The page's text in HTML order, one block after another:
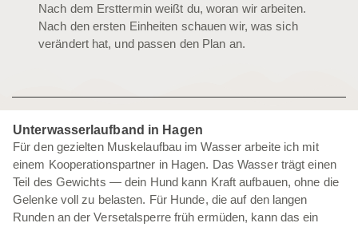
Nach dem Ersttermin weißt du, woran wir arbeiten.
Nach den ersten Einheiten schauen wir, was sich
verändert hat, und passen den Plan an.
Unterwasserlaufband in Hagen
Für den gezielten Muskelaufbau im Wasser arbeite ich mit
einem Kooperationspartner in Hagen. Das Wasser trägt einen
Teil des Gewichts — dein Hund kann Kraft aufbauen, ohne die
Gelenke voll zu belasten. Für Hunde, die auf den langen
Runden an der Versetalsperre früh ermüden, kann das ein